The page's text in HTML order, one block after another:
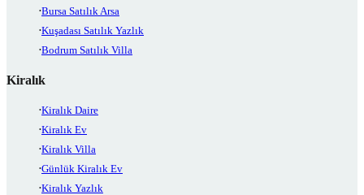
Bursa Satılık Arsa
Kuşadası Satılık Yazlık
Bodrum Satılık Villa
Kiralık
Kiralık Daire
Kiralık Ev
Kiralık Villa
Günlük Kiralık Ev
Kiralık Yazlık